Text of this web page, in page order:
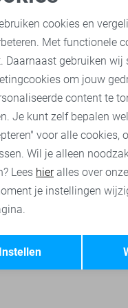
Cast Iron polo`s Cast
cookies
cookies
Terug
cookies en
Met functionele
Daarnaast gebruiken wij
om jouw
content te
Je kunt zelf bepalen
voor alle cookies,
Wil je alleen
Lees hieralles over
je instellingen